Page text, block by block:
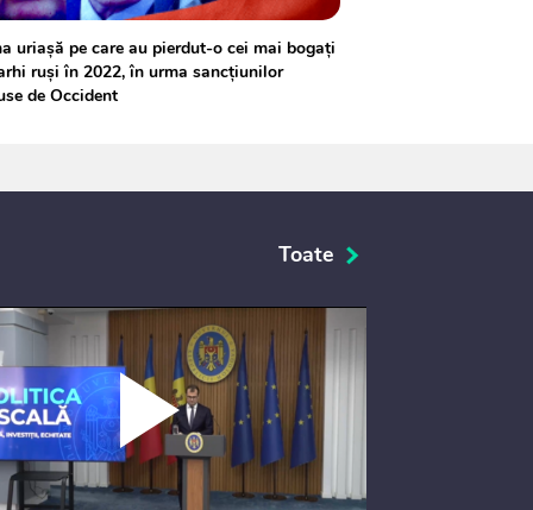
uriașă pe care au pierdut-o cei mai bogați
ruși în 2022, în urma sancțiunilor
de Occident
Toate